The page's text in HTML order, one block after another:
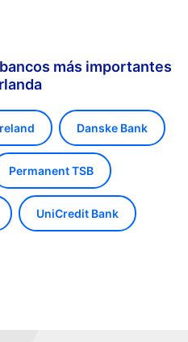
más importantes
Danske Bank
Permanent TSB
UniCredit Bank